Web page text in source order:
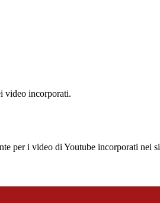
video incorporati.
per i video di Youtube incorporati